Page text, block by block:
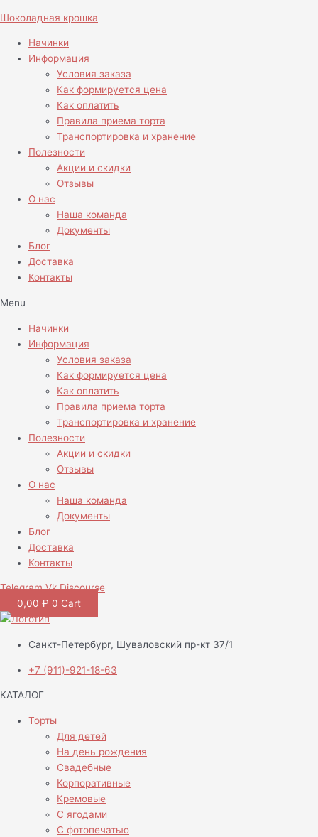
к
содержимому
Шоколадная крошка
Начинки
Информация
Условия заказа
Как формируется цена
Как оплатить
Правила приема торта
Транспортировка и хранение
Полезности
Акции и скидки
Отзывы
О нас
Наша команда
Документы
Блог
Доставка
Контакты
Menu
Начинки
Информация
Условия заказа
Как формируется цена
Как оплатить
Правила приема торта
Транспортировка и хранение
Полезности
Акции и скидки
Отзывы
О нас
Наша команда
Документы
Блог
Доставка
Контакты
Telegram Vk Discourse
0,00 ₽ 0 Cart
Санкт-Петербург, Шуваловский пр-кт 37/1
+7 (911)-921-18-63
КАТАЛОГ
Торты
Для детей
На день рождения
Свадебные
Корпоративные
Кремовые
С ягодами
С фотопечатью